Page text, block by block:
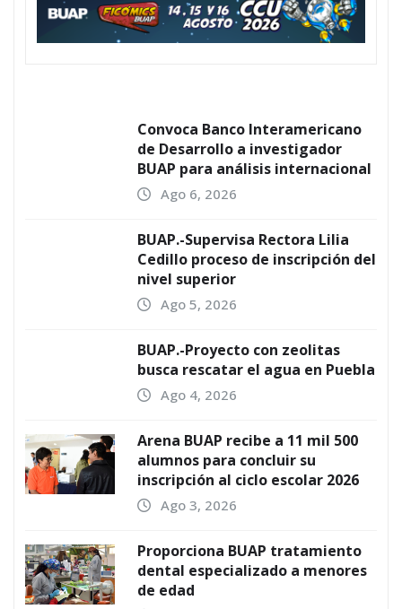
Convoca Banco Interamericano
de Desarrollo a investigador
BUAP para análisis internacional
Ago 6, 2026
BUAP.-Supervisa Rectora Lilia
Cedillo proceso de inscripción del
nivel superior
Ago 5, 2026
BUAP.-Proyecto con zeolitas
busca rescatar el agua en Puebla
Ago 4, 2026
Arena BUAP recibe a 11 mil 500
alumnos para concluir su
inscripción al ciclo escolar 2026
Ago 3, 2026
Proporciona BUAP tratamiento
dental especializado a menores
de edad